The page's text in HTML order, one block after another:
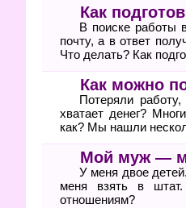
Как
В поиске работы
почту, а в ответ
Что делать? Как
Как можно
Потеряли
хватает денег?
как? Мы нашли
Мой муж —
У меня двое
меня взять в
отношениям?